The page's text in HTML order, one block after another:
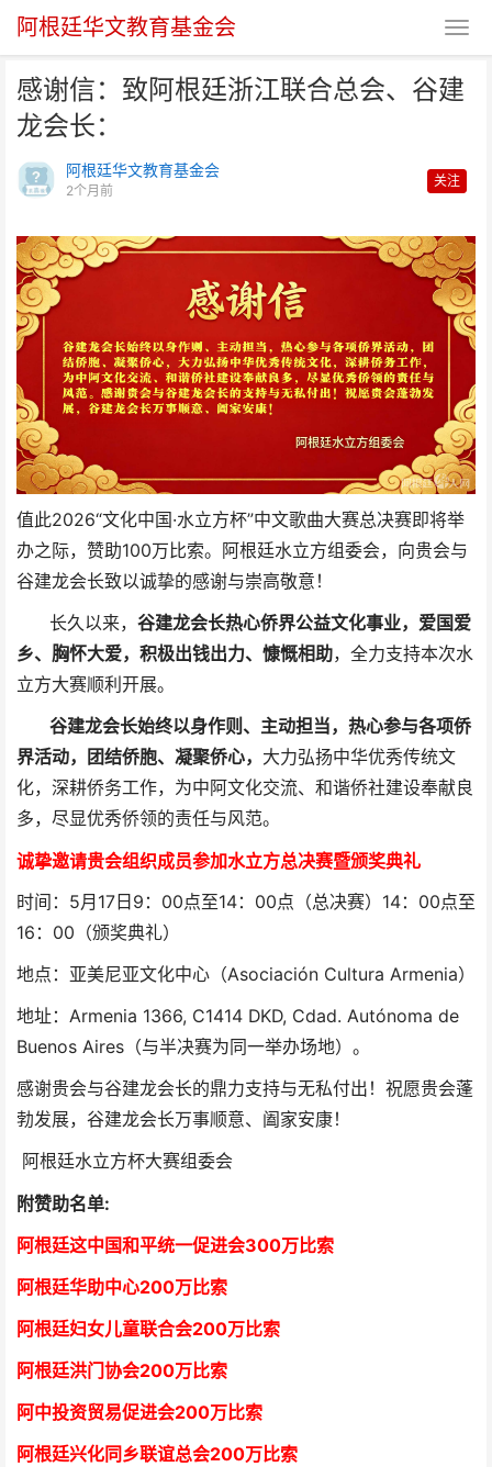
阿根廷华文教育基金会
感谢信：致阿根廷浙江联合总会、谷建
龙会长：
阿根廷华文教育基金会
2个月前
关注
值此2026“文化中国·水立方杯”中文歌曲大赛总决赛即将举
办之际，赞助100万比索。阿根廷水立方组委会，向贵会与
谷建龙会长致以诚挚的感谢与崇高敬意！
长久以来， 谷建龙会长热心侨界公益文化事业，爱国爱
乡、胸怀大爱，积极出钱出力、慷慨相助，全力支持本次水
立方大赛顺利开展。
谷建龙会长始终以身作则、主动担当，热心参与各项侨
界活动，团结侨胞、凝聚侨心， 大力弘扬中华优秀传统文
化，深耕侨务工作，为中阿文化交流、和谐侨社建设奉献良
多，尽显优秀侨领的责任与风范。
诚挚邀请贵会组织成员参加水立方总决赛暨颁奖典礼
时间：5月17日9：00点至14：00点（总决赛）14：00点至
16：00（颁奖典礼）
地点：亚美尼亚文化中心（Asociación Cultura Armenia）
地址：Armenia 1366, C1414 DKD, Cdad. Autónoma de
Buenos Aires（与半决赛为同一举办场地）。
感谢贵会与谷建龙会长的鼎力支持与无私付出！祝愿贵会蓬
勃发展，谷建龙会长万事顺意、阖家安康！
阿根廷水立方杯大赛组委会
附赞助名单:
阿根廷这中国和平统一促进会300万比索
阿根廷华助中心200万比索
阿根廷妇女儿童联合会200万比索
阿根廷洪门协会200万比索
阿中投资贸易促进会200万比索
阿根廷兴化同乡联谊总会200万比索
感谢信：致阿根廷浙江联合总会、
谷建龙会长：